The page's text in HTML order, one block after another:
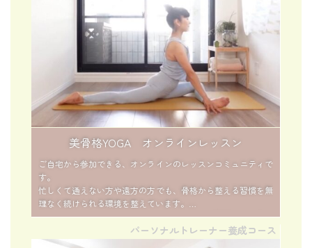
美骨格YOGA オンラインレッスン
ご自宅から参加できる、オンラインのレッスンコミュニティで
す。
忙しくて通えない方や遠方の方でも、骨格から整える習慣を無
理なく続けられる環境を整えています。
月ごとのテーマに沿ったレッスンやアーカイブ動画で、自分の
ペースで継続できるのが特徴。
日常に気軽に「整える時間」を取り入れたい方におすすめで
パーソナルトレーナー養成コース